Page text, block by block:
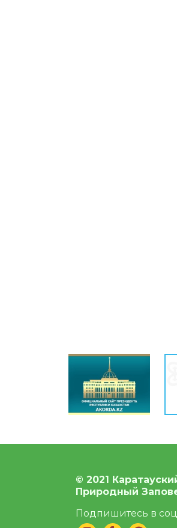
© 2021
Природный
Подпишитесь в